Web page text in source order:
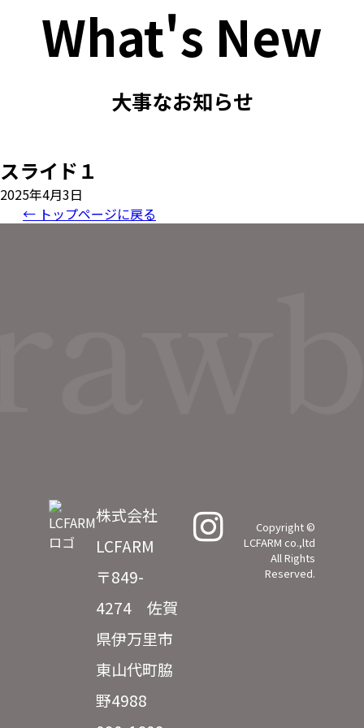
What's New
大事なお知らせ
スライド１
2025年4月3日
← トップページに戻る
株式会社
LCFARM
〒849-
4274 佐賀
県伊万里市
東山代町脇
野4988
Copyright ©
LCFARM co.,ltd
All Rights
Reserved.